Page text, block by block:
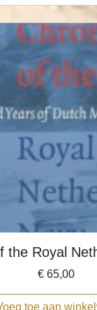
the Royal
€65,00
toe aan